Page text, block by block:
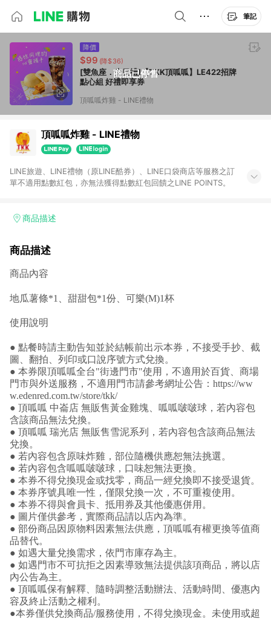
筆記
商品已停售
降價
$99 (降$36)
[雙魚座．生日禮]【TKK頂呱呱】LE422招牌
點心組 好禮即享券
頂呱呱炸雞 - LINE禮物
頂呱呱炸雞 - LINE禮物
LINE旅遊、LINE禮物（原LINE酷券）、LINE口袋商店等服務之訂
單不適用點數紅包，亦無法獲得點數紅包回饋之LINE POINTS。
商品描述
商品描述
商品內容
地瓜薯條*1、甜甜包*1份、可樂(M)1杯
使用說明
● 點餐時請主動告知並於結帳前出示本券，不接受手抄、截
圖、翻拍、列印或口說序號方式兌換。
● 本券限頂呱呱全台"街邊門市"使用，不適用於百貨、商場
門市與外送服務，不適用門市請參考網址公告：https://ww
w.edenred.com.tw/store/tkk/
● 頂呱呱 中崙店 無販售黃金雞塊、呱呱啵啵球，若內容包
含該商品無法兌換。
● 頂呱呱 瑞光店 無販售雪泥系列，若內容包含該商品無法
兌換。
● 若內容包含原味炸雞，部位隨機供應恕無法挑選。
● 若內容包含呱呱啵啵球，口味恕無法更換。
● 本券不得兌換現金或找零，商品一經兌換即不接受退貨。
● 本券序號具唯一性，僅限兌換一次，不可重複使用。
● 本券不得與會員卡、抵用券及其他優惠併用。
● 圖片僅供參考，實際商品請以店內為準。
● 部份商品因原物料因素無法供應，頂呱呱有權更換等值商
品替代。
● 如遇大量兌換需求，依門市庫存為主。
● 如遇門市不可抗拒之因素導致無法提供該項商品，將以店
內公告為主。
● 頂呱呱保有解釋、隨時調整活動辦法、活動時間、優惠內
容及終止活動之權利。
●本券僅供兌換商品/服務使用，不得兌換現金。未使用或超